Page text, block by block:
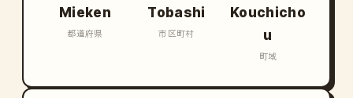
Mieken
都道府県
Tobashi
市区町村
Kouchicho
u
町域